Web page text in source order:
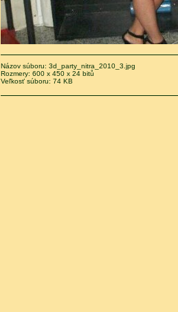
Názov súboru: 3d_party_nitra_2010_3.jpg
Rozmery: 600 x 450 x 24 bitů
Veľkosť súboru: 74 KB